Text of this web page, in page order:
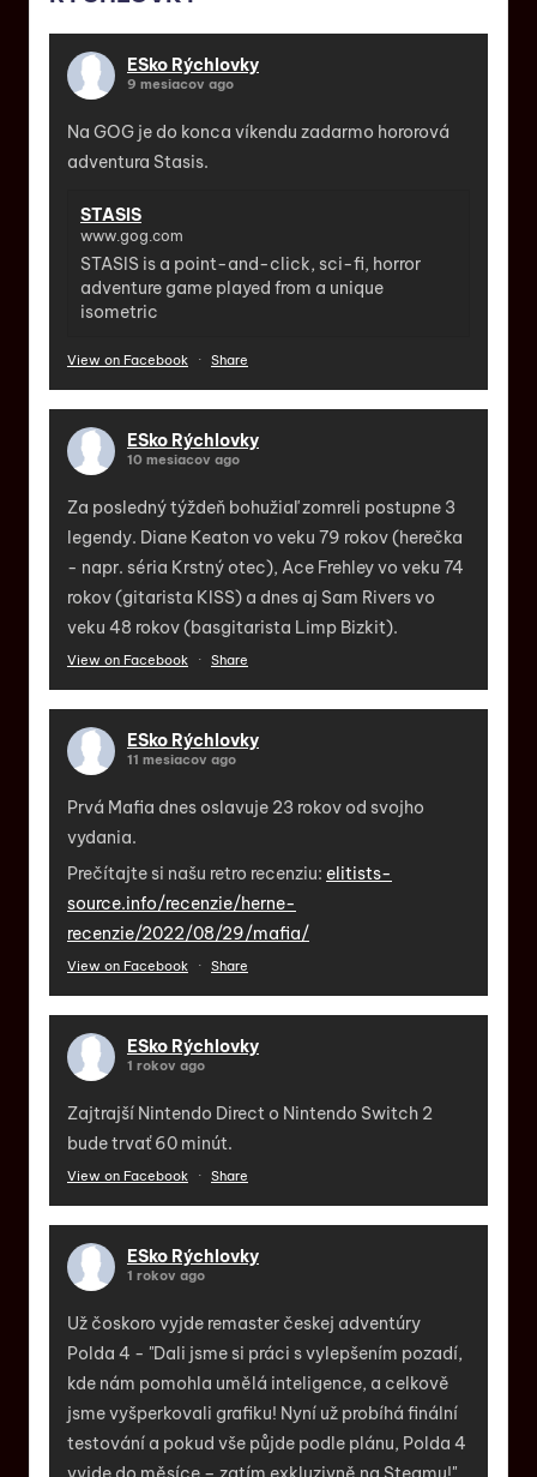
ESko Rýchlovky
9 mesiacov ago
Na GOG je do konca víkendu zadarmo hororová
adventura Stasis.
STASIS
www.gog.com
STASIS is a point-and-click, sci-fi, horror
adventure game played from a unique
isometric
View on Facebook · Share
ESko Rýchlovky
10 mesiacov ago
Za posledný týždeň bohužiaľ zomreli postupne 3
legendy. Diane Keaton vo veku 79 rokov (herečka
- napr. séria Krstný otec), Ace Frehley vo veku 74
rokov (gitarista KISS) a dnes aj Sam Rivers vo
veku 48 rokov (basgitarista Limp Bizkit).
View on Facebook · Share
ESko Rýchlovky
11 mesiacov ago
Prvá Mafia dnes oslavuje 23 rokov od svojho
vydania.
Prečítajte si našu retro recenziu: elitists-
source.info/recenzie/herne-
recenzie/2022/08/29/mafia/
View on Facebook · Share
ESko Rýchlovky
1 rokov ago
Zajtrajší Nintendo Direct o Nintendo Switch 2
bude trvať 60 minút.
View on Facebook · Share
ESko Rýchlovky
1 rokov ago
Už čoskoro vyjde remaster českej adventúry
Polda 4 - "Dali jsme si práci s vylepšením pozadí,
kde nám pomohla umělá inteligence, a celkově
jsme vyšperkovali grafiku! Nyní už probíhá finální
testování a pokud vše půjde podle plánu, Polda 4